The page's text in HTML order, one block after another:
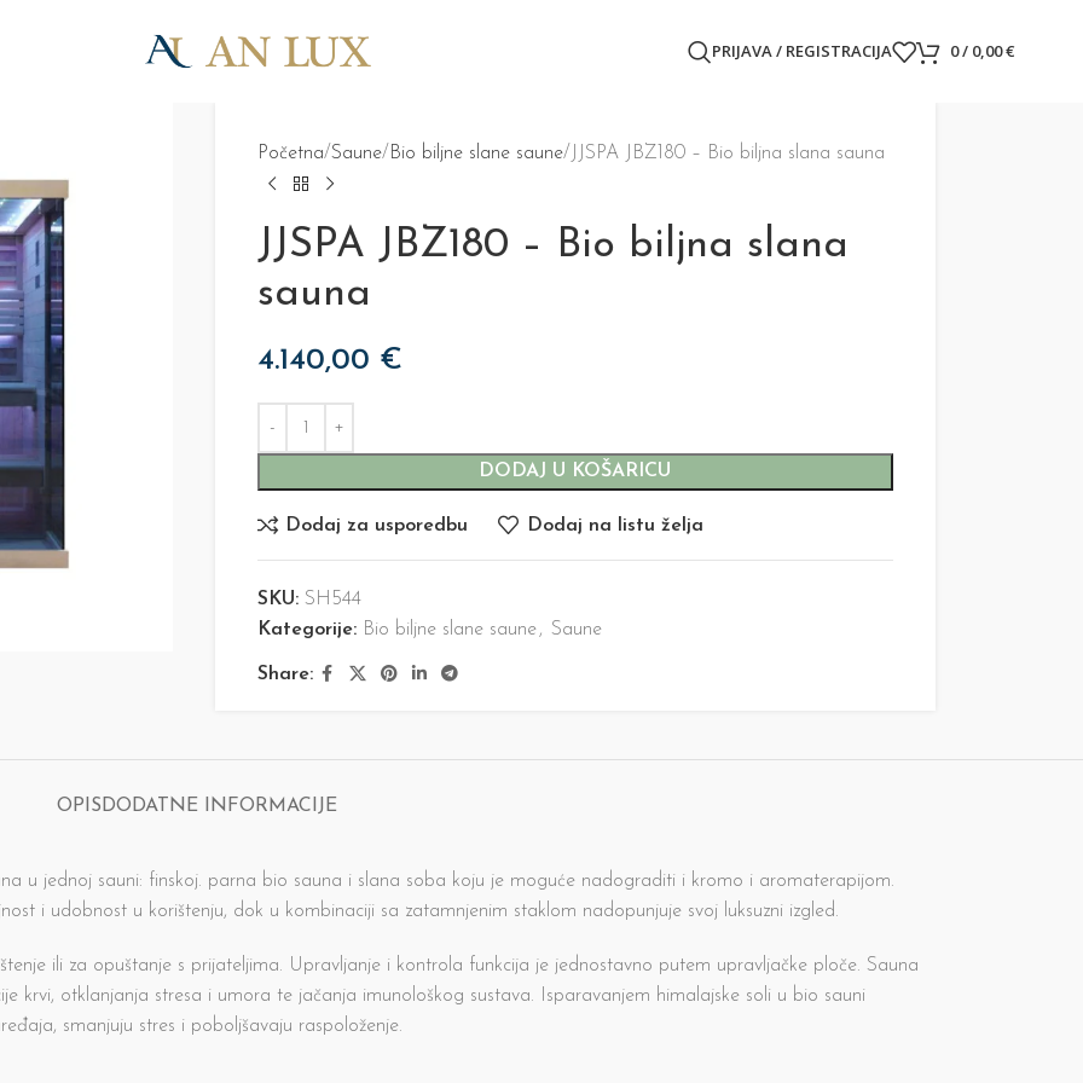
PRIJAVA / REGISTRACIJA 0/ 0,00€
Početna Saune Bio biljne slane saune JJSPA JBZ180 – Bio biljna slana sauna
JJSPA JBZ180 – Bio biljna slana
sauna
4.140,00 €
DODAJ U KOŠARICU
Dodaj za usporedbu Dodaj na listu želja
SKU: SH544
Kategorije: Bio biljne slane saune, Saune
Share:
OPIS DODATNE INFORMACIJE
u jednoj sauni: finskoj. parna bio sauna i slana soba koju je moguće nadograditi i kromo i aromaterapijom.
i udobnost u korištenju, dok u kombinaciji sa zatamnjenim staklom nadopunjuje svoj luksuzni izgled.
ili za opuštanje s prijateljima. Upravljanje i kontrola funkcija je jednostavno putem upravljačke ploče. Sauna
krvi, otklanjanja stresa i umora te jačanja imunološkog sustava. Isparavanjem himalajske soli u bio sauni
smanjuju stres i poboljšavaju raspoloženje.